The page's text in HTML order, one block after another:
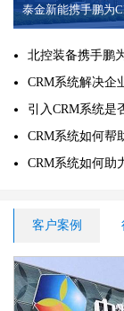
泰金新能携手鹏为
北控装备携手鹏
CRM系统解决企
引入CRM系统是
CRM系统如何帮
CRM系统如何助
客户案例